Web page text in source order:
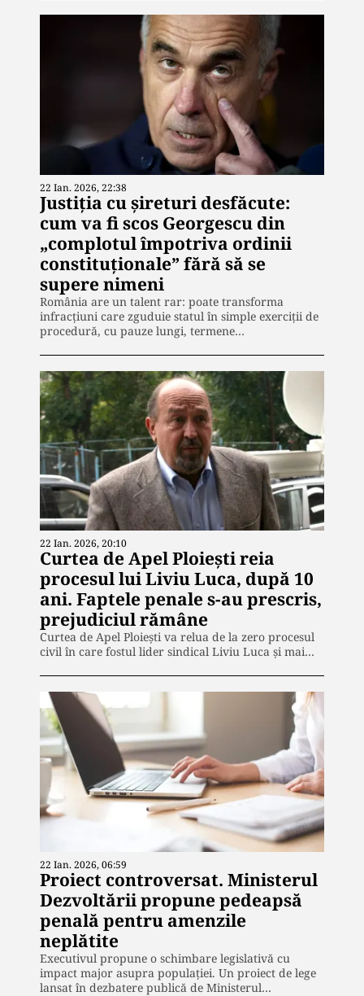
22 Ian. 2026, 22:38
Justiția cu șireturi desfăcute:
cum va fi scos Georgescu din
„complotul împotriva ordinii
constituționale” fără să se
supere nimeni
România are un talent rar: poate transforma
infracțiuni care zguduie statul în simple exerciții de
procedură, cu pauze lungi, termene…
22 Ian. 2026, 20:10
Curtea de Apel Ploiești reia
procesul lui Liviu Luca, după 10
ani. Faptele penale s-au prescris,
prejudiciul rămâne
Curtea de Apel Ploiești va relua de la zero procesul
civil în care fostul lider sindical Liviu Luca și mai…
22 Ian. 2026, 06:59
Proiect controversat. Ministerul
Dezvoltării propune pedeapsă
penală pentru amenzile
neplătite
Executivul propune o schimbare legislativă cu
impact major asupra populației. Un proiect de lege
lansat în dezbatere publică de Ministerul…